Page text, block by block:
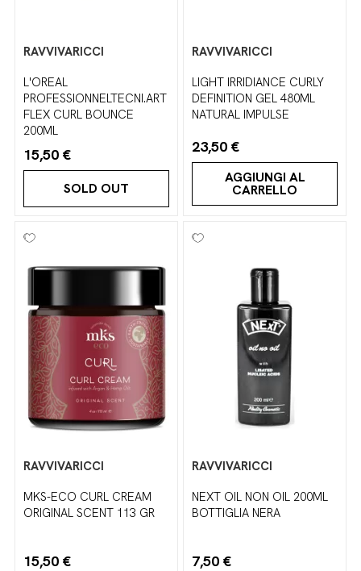
RAVVIVARICCI
L'OREAL
PROFESSIONNELTECNI.ART
FLEX CURL BOUNCE
200ML
15,50 €
SOLD OUT
RAVVIVARICCI
LIGHT IRRIDIANCE CURLY
DEFINITION GEL 480ML
NATURAL IMPULSE
23,50 €
AGGIUNGI AL
CARRELLO
RAVVIVARICCI
MKS-ECO CURL CREAM
ORIGINAL SCENT 113 GR
15,50 €
RAVVIVARICCI
NEXT OIL NON OIL 200ML
BOTTIGLIA NERA
7,50 €